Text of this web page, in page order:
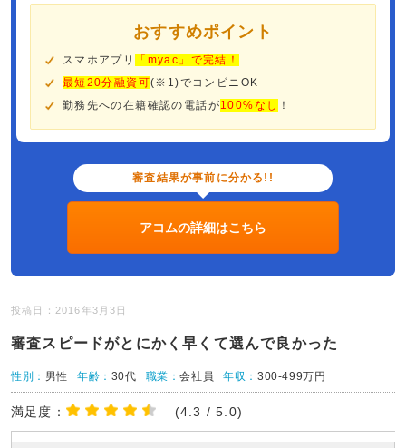
おすすめポイント
スマホアプリ
「myac」で完結！
最短20分融資可(※1)でコンビニOK
勤務先への在籍確認の電話が100%なし ！
審査結果が事前に分かる!!
アコムの詳細はこちら
投稿日：2016年3月3日
審査スピードがとにかく早くて選んで良かった
性別： 男性 年齢： 30代 職業：会社員 年収：300-499万円
満足度： (4.3 / 5.0)